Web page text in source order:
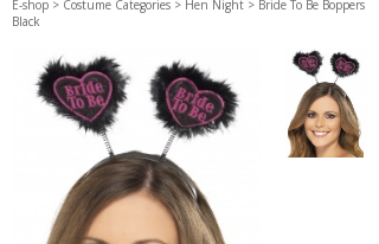
E-shop > Costume Categories > Hen Night > Bride To Be Boppers
Black